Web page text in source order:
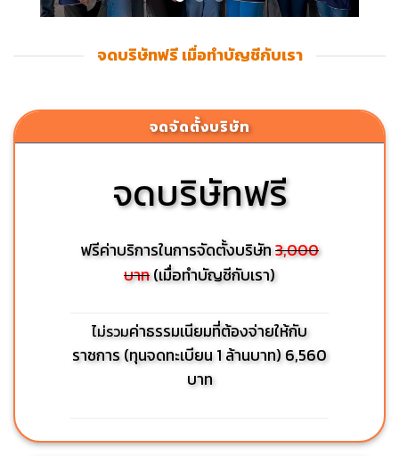
จดบริษัทฟรี เมื่อทำบัญชีกับเรา
จดจัดตั้งบริษัท
จดบริษัทฟรี
ฟรีค่าบริการในการจัดตั้งบริษัท3,000
บาท(เมื่อทำบัญชีกับเรา)
ไม่รวมค่าธรรมเนียมที่ต้องจ่ายให้กับ
ราชการ (ทุนจดทะเบียน 1 ล้านบาท) 6,560
บาท